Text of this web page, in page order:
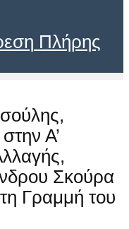
Πλήρης
Α’
Σκούρα
Γραμμή του